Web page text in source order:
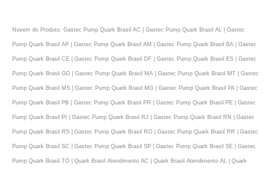
Nuvem do Produto: Gastec Pump Quark Brasil AC | Gastec Pump Quark Brasil AL | Gastec
Pump Quark Brasil AP | Gastec Pump Quark Brasil AM | Gastec Pump Quark Brasil BA | Gastec
Pump Quark Brasil CE | Gastec Pump Quark Brasil DF | Gastec Pump Quark Brasil ES | Gastec
Pump Quark Brasil GO | Gastec Pump Quark Brasil MA | Gastec Pump Quark Brasil MT | Gastec
Pump Quark Brasil MS | Gastec Pump Quark Brasil MG | Gastec Pump Quark Brasil PA | Gastec
Pump Quark Brasil PB | Gastec Pump Quark Brasil PR | Gastec Pump Quark Brasil PE | Gastec
Pump Quark Brasil PI | Gastec Pump Quark Brasil RJ | Gastec Pump Quark Brasil RN | Gastec
Pump Quark Brasil RS | Gastec Pump Quark Brasil RO | Gastec Pump Quark Brasil RR | Gastec
Pump Quark Brasil SC | Gastec Pump Quark Brasil SP | Gastec Pump Quark Brasil SE | Gastec
Pump Quark Brasil TO | Quark Brasil Atendimento AC | Quark Brasil Atendimento AL | Quark